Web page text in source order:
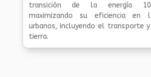
transición de la energía
maximizando su eficiencia en
urbanos, incluyendo el transporte
tierra.